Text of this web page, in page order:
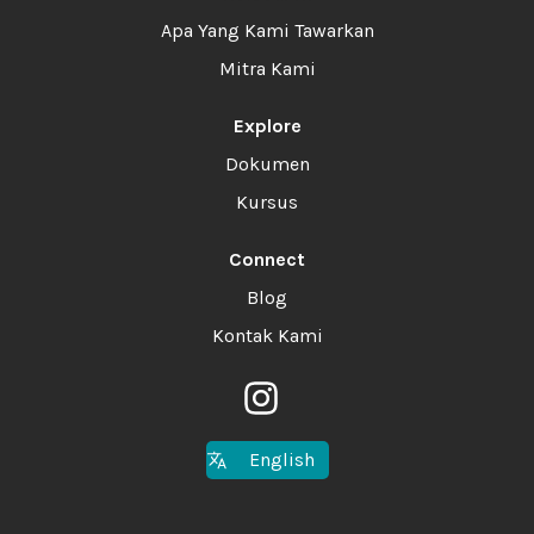
Apa Yang Kami Tawarkan
Mitra Kami
Explore
Dokumen
Kursus
Connect
Blog
Kontak Kami
English